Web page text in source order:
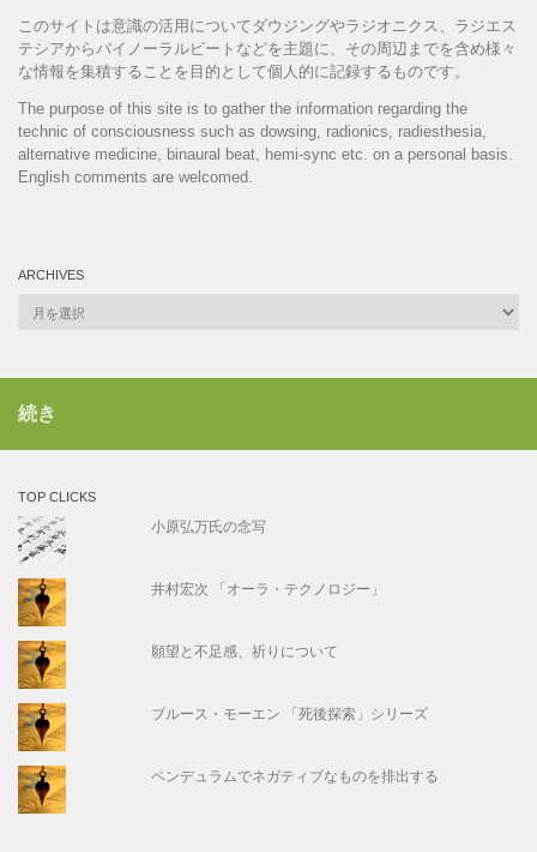
このサイトは意識の活用についてダウジングやラジオニクス、ラジエス
テシアからバイノーラルビートなどを主題に、その周辺までを含め様々
な情報を集積することを目的として個人的に記録するものです。
The purpose of this site is to gather the information regarding the
technic of consciousness such as dowsing, radionics, radiesthesia,
alternative medicine, binaural beat, hemi-sync etc. on a personal basis.
English comments are welcomed.
ARCHIVES
Archives
続き
TOP CLICKS
小原弘万氏の念写
井村宏次 「オーラ・テクノロジー」
願望と不足感、祈りについて
ブルース・モーエン 「死後探索」シリーズ
ペンデュラムでネガティブなものを排出する